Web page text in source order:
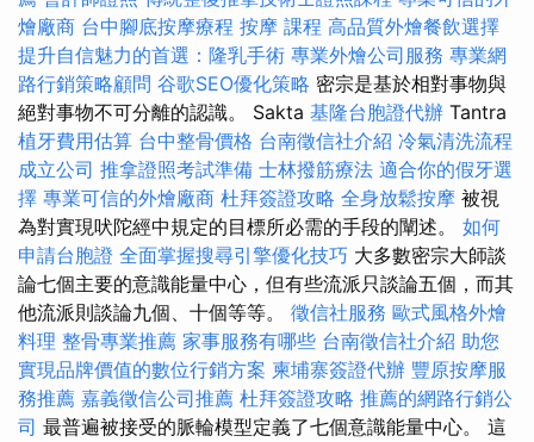
燴廠商 台中腳底按摩療程 按摩 課程 高品質外燴餐飲選擇
提升自信魅力的首選：隆乳手術 專業外燴公司服務 專業網
路行銷策略顧問 谷歌SEO優化策略 密宗是基於相對事物與
絕對事物不可分離的認識。 Sakta 基隆台胞證代辦 Tantra
植牙費用估算 台中整骨價格 台南徵信社介紹 冷氣清洗流程
成立公司 推拿證照考試準備 士林撥筋療法 適合你的假牙選
擇 專業可信的外燴廠商 杜拜簽證攻略 全身放鬆按摩 被視
為對實現吠陀經中規定的目標所必需的手段的闡述。 如何
申請台胞證 全面掌握搜尋引擎優化技巧 大多數密宗大師談
論七個主要的意識能量中心，但有些流派只談論五個，而其
他流派則談論九個、十個等等。 徵信社服務 歐式風格外燴
料理 整骨專業推薦 家事服務有哪些 台南徵信社介紹 助您
實現品牌價值的數位行銷方案 柬埔寨簽證代辦 豐原按摩服
務推薦 嘉義徵信公司推薦 杜拜簽證攻略 推薦的網路行銷公
司 最普遍被接受的脈輪模型定義了七個意識能量中心。 這